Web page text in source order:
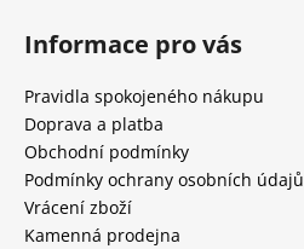
Informace pro vás
Pravidla spokojeného nákupu
Doprava a platba
Obchodní podmínky
Podmínky ochrany osobních údajů
Vrácení zboží
Kamenná prodejna